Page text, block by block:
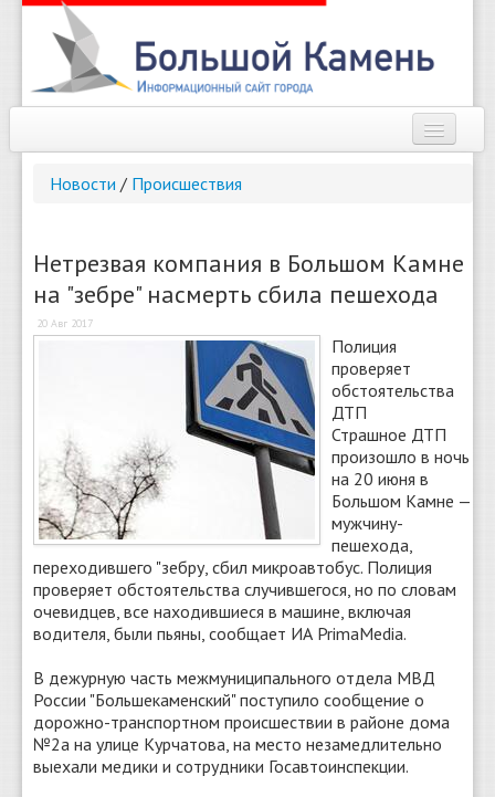
Справочник
Погода
Найти
Новости / Происшествия
Нетрезвая компания в Большом Камне
на "зебре" насмерть сбила пешехода
20 Авг 2017
Полиция
проверяет
обстоятельства
ДТП
Страшное ДТП
произошло в ночь
на 20 июня в
Большом Камне —
мужчину-
пешехода,
переходившего "зебру, сбил микроавтобус. Полиция
проверяет обстоятельства случившегося, но по словам
очевидцев, все находившиеся в машине, включая
водителя, были пьяны, сообщает ИА PrimaMedia.
В дежурную часть межмуниципального отдела МВД
России "Большекаменский" поступило сообщение о
дорожно-транспортном происшествии в районе дома
№2а на улице Курчатова, на место незамедлительно
выехали медики и сотрудники Госавтоинспекции.